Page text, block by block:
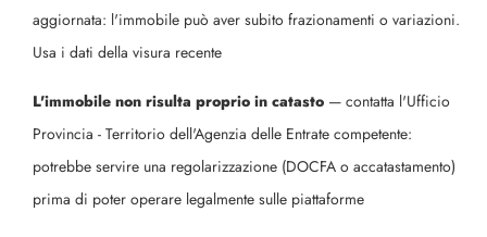
aggiornata: l'immobile può aver subito frazionamenti o variazioni.
Usa i dati della visura recente
L'immobile non risulta proprio in catasto — contatta l'Ufficio
Provincia - Territorio dell'Agenzia delle Entrate competente:
potrebbe servire una regolarizzazione (DOCFA o accatastamento)
prima di poter operare legalmente sulle piattaforme